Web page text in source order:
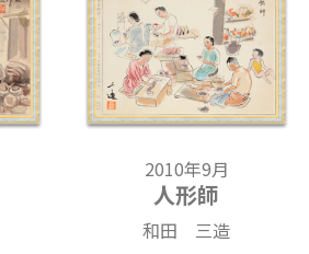
2010年9月
人形師
和田 三造